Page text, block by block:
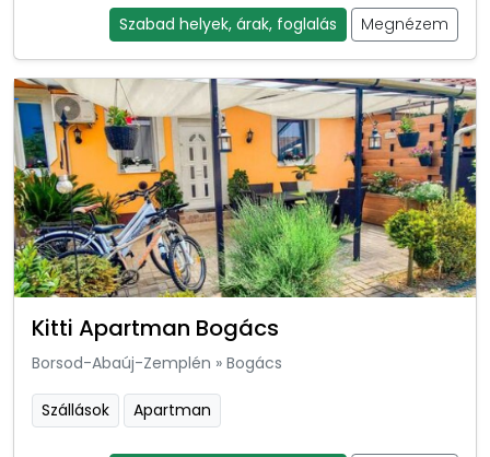
Szabad helyek, árak, foglalás Megnézem
Kitti Apartman Bogács
Borsod-Abaúj-Zemplén » Bogács
Szállások Apartman